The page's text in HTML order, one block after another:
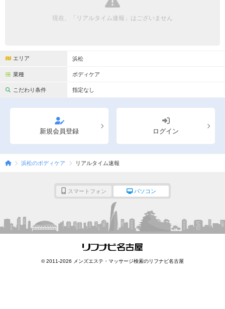
完全個室
ペアルームあり シャワー室完備
フットバスあり
専用駐車場あり 有資格者在籍
日本人スタッフのみ
Ｗセラピスト
こだわり条件を変更
現在、「リアルタイム速報」はございません
エリア 浜松
業種 ボディケア
こだわり条件 指定なし
新規会員登録 ログイン
浜松のボディケア リアルタイム速報
スマートフォン パソコン
© 2011-2026 メンズエステ・マッサージ検索のリフナビ名古屋